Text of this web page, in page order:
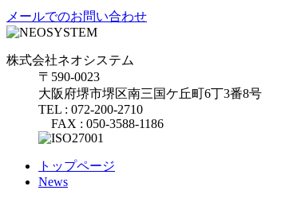
メールでのお問い合わせ
株式会社ネオシステム
〒590-0023
大阪府堺市堺区南三国ケ丘町6丁3番8号
TEL : 072-200-2710
FAX : 050-3588-1186
トップページ
News